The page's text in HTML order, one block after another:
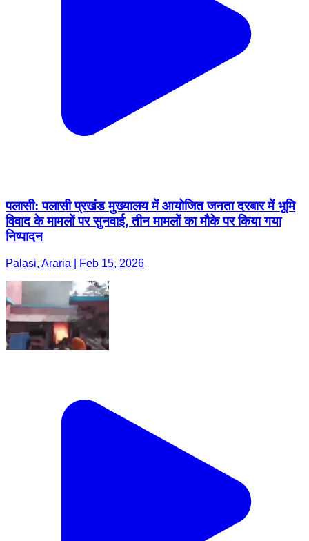
पलासी: पलासी प्रखंड मुख्यालय में आयोजित जनता दरबार में भूमि
विवाद के मामलों पर सुनवाई, तीन मामलों का मौके पर किया गया
निष्पादन
Palasi, Araria | Feb 15, 2026